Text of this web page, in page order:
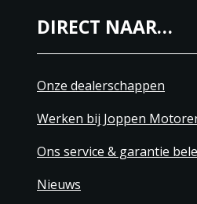
DIRECT NAAR…
Onze dealerschappen
Werken bij Joppen
Ons service & garantie
Nieuws